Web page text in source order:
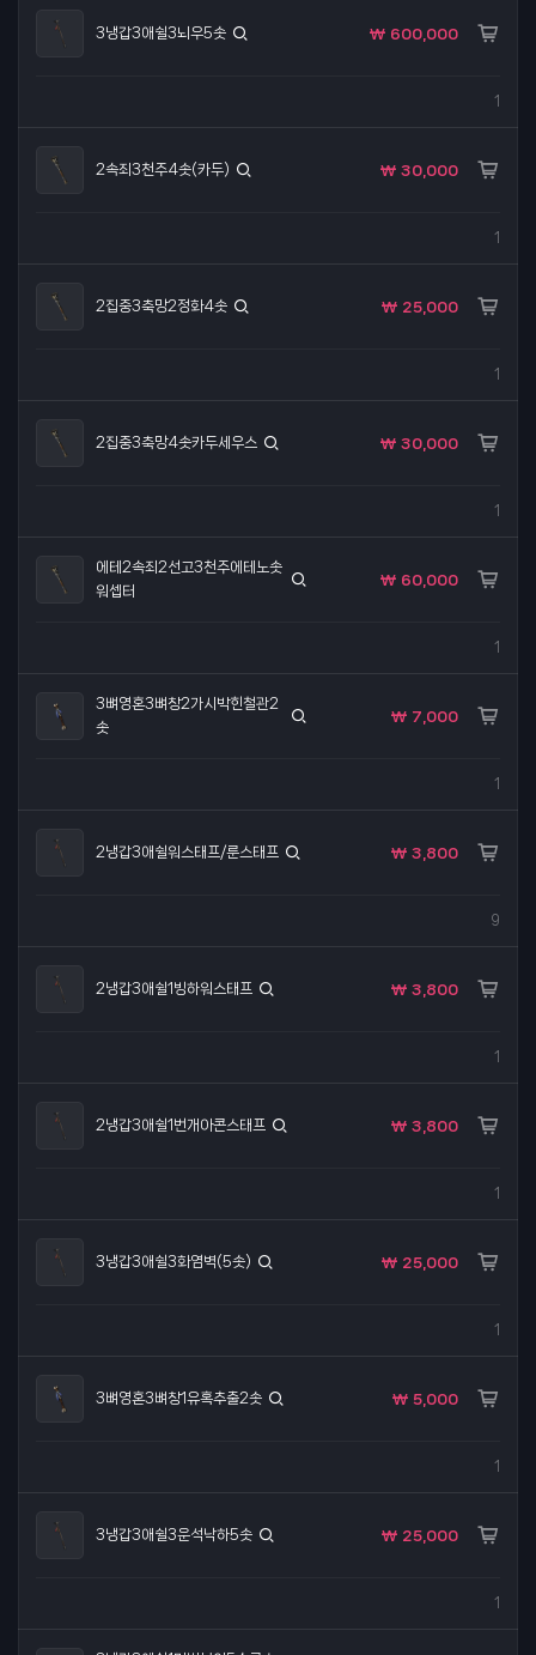
3냉갑3애쉴3뇌우5솟
1
₩ 600,000
2속죄3천주4솟(카두)
1
₩ 30,000
2집중3축망2정화4솟
1
₩ 25,000
2집중3축망4솟카두세우스
1
₩ 30,000
에테2속죄2선고3천주에테노솟
워셉터
1
₩ 60,000
3뼈영혼3뼈창2가시박힌철관2
솟
1
₩ 7,000
2냉갑3애쉴워스태프/룬스태프
9
₩ 3,800
2냉갑3애쉴1빙하워스태프
1
₩ 3,800
2냉갑3애쉴1번개아콘스태프
1
₩ 3,800
3냉갑3애쉴3화염벽(5솟)
1
₩ 25,000
3뼈영혼3뼈창1유혹추출2솟
1
₩ 5,000
3냉갑3애쉴3운석낙하5솟
1
₩ 25,000